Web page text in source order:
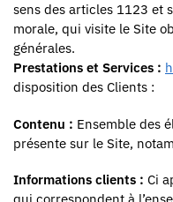
sens des articles 1123 et
morale, qui visite le Site
générales.
Prestations et Services :
disposition des Clients :
Contenu : Ensemble des
présente sur le Site,
Informations clients : Ci